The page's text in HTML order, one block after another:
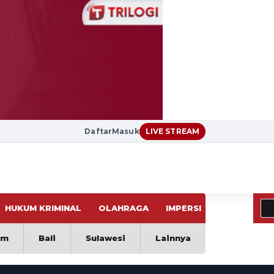
DaftarMasuk LIVE STREAM
HUKUM KRIMINAL OLAHRAGA IMPERSI
Bali Sulawesi Lainnya